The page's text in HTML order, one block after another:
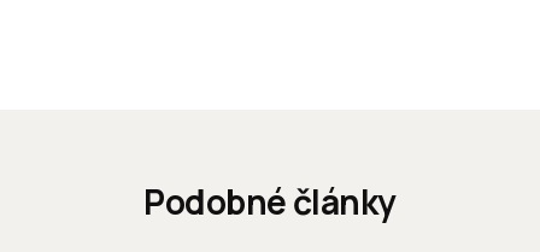
Podobné články